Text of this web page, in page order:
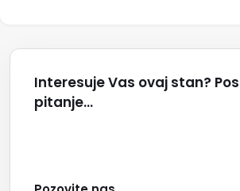
Interesuje Vas ovaj stan?
pitanje...